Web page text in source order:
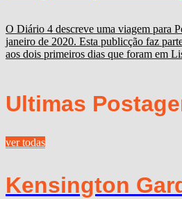
O Diário 4 descreve uma viagem para
janeiro de 2020. Esta publicção faz
aos dois primeiros dias que foram em
Ultimas
ver todas
Kensington